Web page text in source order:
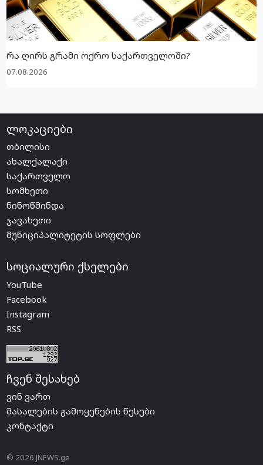
რა ღირს გრამი ოქრო საქართველოში?
07.08.2026
ლოკაციები
თბილისი
ახალქალაქი
საქართველო
სომხეთი
ნინოწმინდა
ჯავახეთი
მუნიციპალიტეტის სოფლები
სოციალური ქსელები
YouTube
Facebook
Instagram
RSS
ჩვენ შესახებ
ვინ ვართ
მასალების გამოყენების წესები
კონტაქტი
© 2026 JNEWS.ge